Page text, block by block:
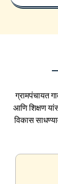
ग्रामपंचायत
आणि शिक्षण
विकास